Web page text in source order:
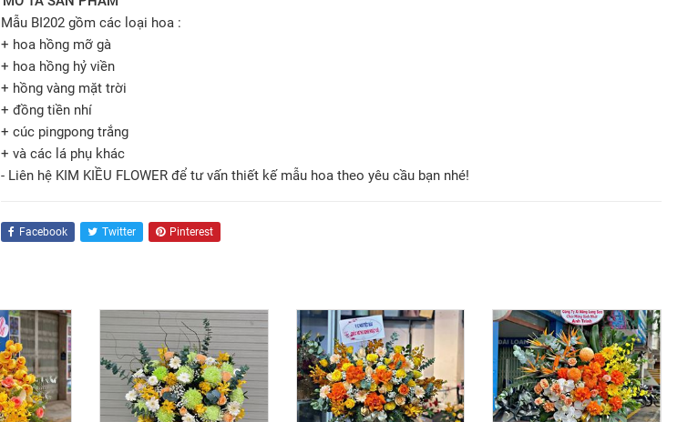
Mẫu BI202 gồm các loại hoa :
+ hoa hồng mỡ gà
+ hoa hồng hỷ viền
+ hồng vàng mặt trời
+ đồng tiền nhí
+ cúc pingpong trắng
+ và các lá phụ khác
- Liên hệ KIM KIỀU FLOWER để tư vấn thiết kế mẫu hoa theo yêu cầu bạn nhé!
Facebook Twitter Pinterest